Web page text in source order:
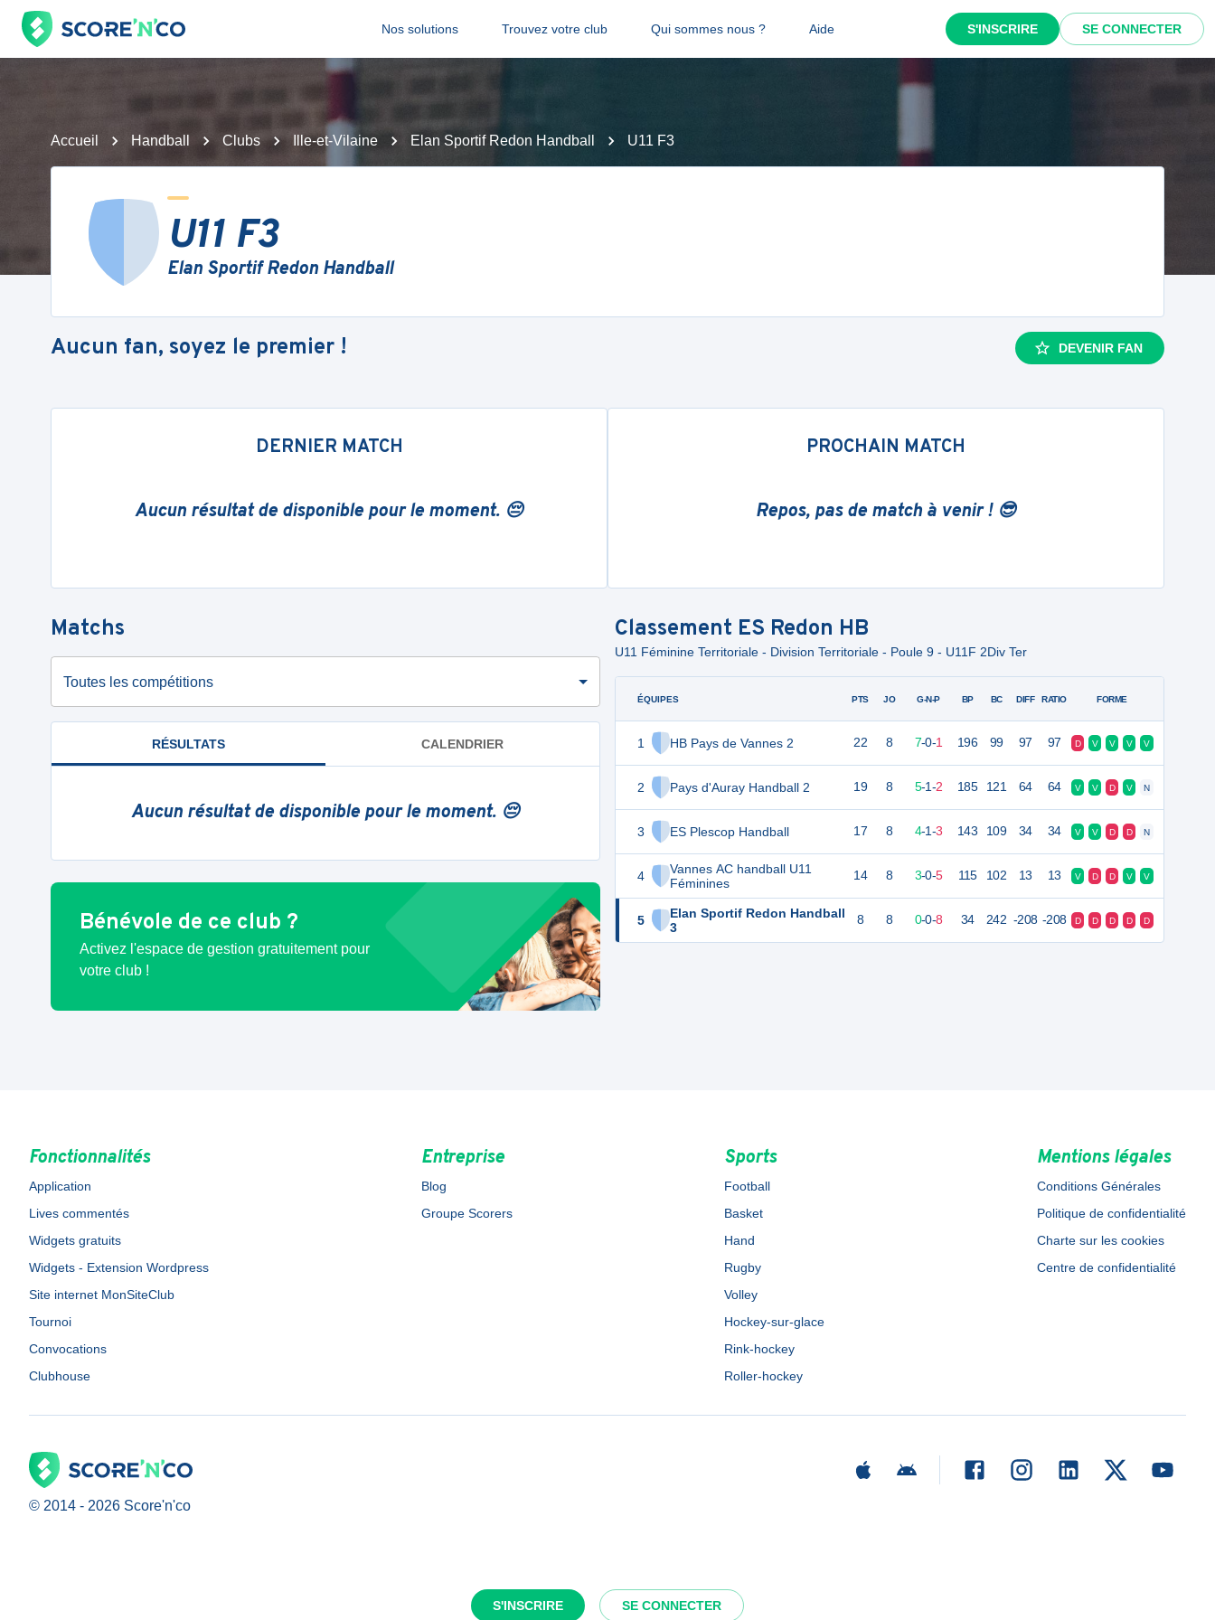
Nos solutions Trouvez votre club Qui sommes nous ? Aide S'INSCRIRE SE CONNECTER
S'INSCRIRE SE CONNECTER
Accueil Handball Clubs Ille-et-Vilaine Elan Sportif Redon Handball U11 F3
U11 F3
Elan Sportif Redon Handball
Aucun fan, soyez le premier ! DEVENIR FAN
DERNIER MATCH
Aucun résultat de disponible pour le moment. 😔
PROCHAIN MATCH
Repos, pas de match à venir ! 😎
Matchs
Toutes les compétitions
RÉSULTATS CALENDRIER
Aucun résultat de disponible pour le moment. 😔
Bénévole de ce club ?
Activez l'espace de gestion gratuitement pour
votre club !
Classement ES Redon HB
U11 Féminine Territoriale - Division Territoriale - Poule 9 - U11F 2Div Ter
ÉQUIPES
1 HB Pays de Vannes 2
2 Pays d'Auray Handball 2
3 ES Plescop Handball
4
Vannes AC handball U11
Féminines
5
Elan Sportif Redon Handball
3
PTS JO G-N-P BP BC DIFF RATIO FORME
22 8 7-0-1 196 99 97 97 D V V V V
19 8 5-1-2 185 121 64 64 V V D V N
17 8 4-1-3 143 109 34 34 V V D D N
14 8 3-0-5 115 102 13 13 V D D V V
8 8 0-0-8 34 242 -208 -208 D D D D D
Fonctionnalités
Application
Lives commentés
Widgets gratuits
Widgets - Extension Wordpress
Site internet MonSiteClub
Tournoi
Convocations
Clubhouse
Entreprise
Blog
Groupe Scorers
Sports
Football
Basket
Hand
Rugby
Volley
Hockey-sur-glace
Rink-hockey
Roller-hockey
Mentions légales
Conditions Générales
Politique de confidentialité
Charte sur les cookies
Centre de confidentialité
© 2014 - 2026 Score'n'co